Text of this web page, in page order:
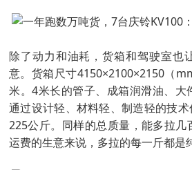
除了动力和油耗，货箱和驾驶室也
意。货箱尺寸4150×2100×2150（
米。4米长的管子、成箱润滑油、大
通过设计轻、材料轻、制造轻的技
225公斤。同样的总质量，能多拉
运费的生意来说，多拉的每一斤都是